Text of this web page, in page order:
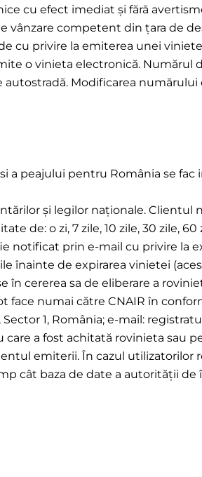
cu efect imediat și fără
vânzare competent din țara de
cu privire la emiterea unei
o vinieta electronică. Numărul
Modificarea
a peajului pentru România se
și legilor naționale.
de: o zi, 7 zile, 10 zile, 30 zile,
notificat prin e-mail cu privire la
înainte de expirarea vinietei
cererea sa de eliberare a
numai către CNAIR în
1, România; e-mail:
a fost achitată rovinieta sau
emiterii. În cazul utilizatorilor
cât baza de date a autorității